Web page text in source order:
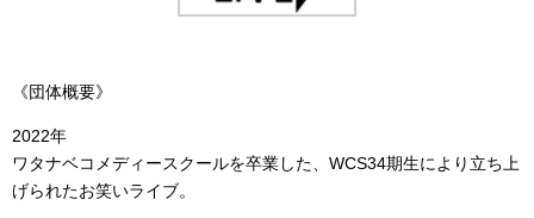
《団体概要》
2022年
ワタナベコメディースクールを卒業した、WCS34期生により立ち上
げられたお笑いライブ。